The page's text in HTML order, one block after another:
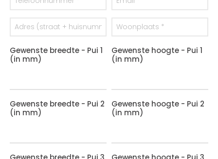
Gewenste breedte - Pui 1
(in mm)
Gewenste hoogte - Pui 1
(in mm)
Gewenste breedte - Pui 2
(in mm)
Gewenste hoogte - Pui 2
(in mm)